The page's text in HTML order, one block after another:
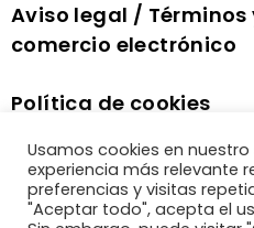
Aviso legal /
comercio electrónico
Política de cookies
Usamos cookies en
experiencia más relevante
preferencias y visitas
"Aceptar todo", acepta el